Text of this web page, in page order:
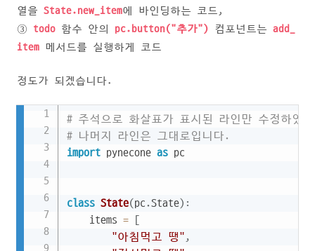
열을 State.new_item에 바인딩하는 코드,
③ todo 함수 안의 pc.button("추가") 컴포넌트는 add_
item 메서드를 실행하게 코드
정도가 되겠습니다.
# 주석으로 화살표가 표시된 라인만 수정하였
# 나머지 라인은 그대로입니다.
import pynecone as pc
class State(pc.State) :
    items
=
[
"아침먹고 땡" ,
Copy